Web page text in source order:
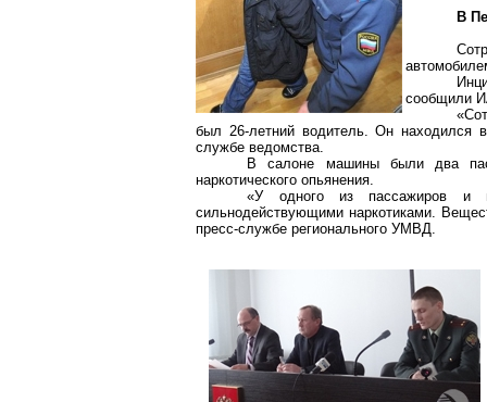
В
сообщили
был 26-летний водитель. Он находился в
службе ведомства.
В салоне машины были два
наркотического опьянения.
«У одного из пассажиров и
сильнодействующими наркотиками.
пресс-службе регионального УМВД.